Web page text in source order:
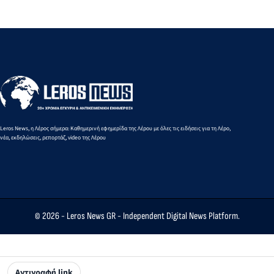
«Αυτό το
απώλεια
Leros News, η Λέρος σήμερα: Καθημερινή εφημερίδα της Λέρου με όλες τις ειδήσεις για τη Λέρο,
νέα, εκδηλώσεις, ρεπορτάζ, video της Λέρου
© 2026 - Leros News GR- Independent Digital News Platform.